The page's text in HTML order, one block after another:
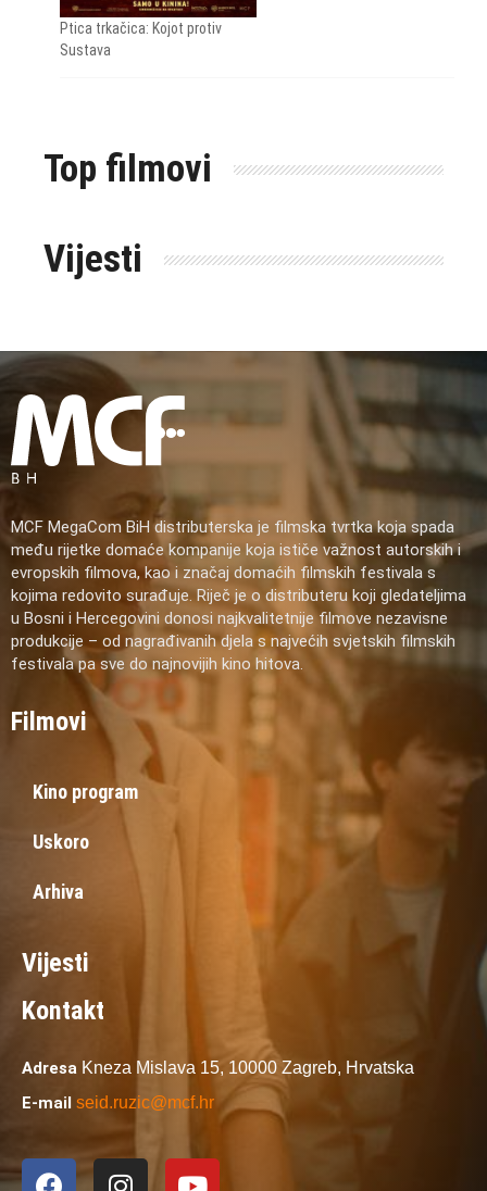
Ptica trkačica: Kojot protiv
Sustava
Top filmovi
Vijesti
MCF MegaCom BiH distributerska je filmska tvrtka koja spada
među rijetke domaće kompanije koja ističe važnost autorskih i
evropskih filmova, kao i značaj domaćih filmskih festivala s
kojima redovito surađuje. Riječ je o distributeru koji gledateljima
u Bosni i Hercegovini donosi najkvalitetnije filmove nezavisne
produkcije – od nagrađivanih djela s najvećih svjetskih filmskih
festivala pa sve do najnovijih kino hitova.
Filmovi
Kino program
Uskoro
Arhiva
Vijesti
Kontakt
Adresa Kneza Mislava 15, 10000 Zagreb, Hrvatska
E-mail seid.ruzic@mcf.hr